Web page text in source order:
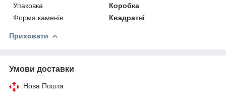
Упаковка
Коробка
Форма каменів
Квадратні
Приховати
Умови доставки
Нова Пошта